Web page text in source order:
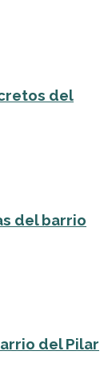
del
del barrio
del Pilar